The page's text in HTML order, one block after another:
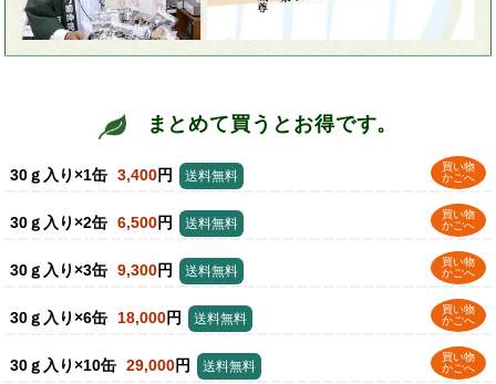
まとめて買うとお得です。
30ｇ入り×1缶 3,400円
買い物
かごへ
送料無料
30ｇ入り×2缶 6,500円
買い物
かごへ
送料無料
30ｇ入り×3缶 9,300円
買い物
かごへ
送料無料
30ｇ入り×6缶 18,000円
買い物
かごへ
送料無料
30ｇ入り×10缶 29,000円
買い物
かごへ
送料無料